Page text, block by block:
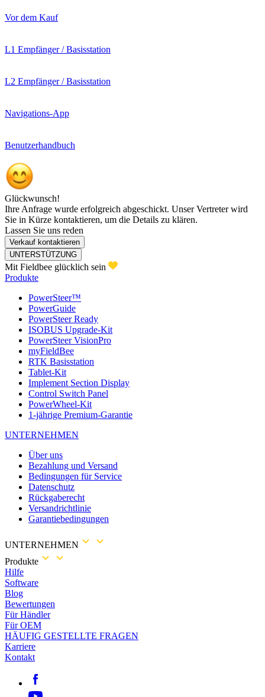
Vor dem Kauf
L1 Empfänger / Basisstation
L2 Empfänger / Basisstation
Navigations-App
Benutzerhandbuch
Glückwunsch!
Ihre Anfrage wurde erfolgreich abgeschickt. Unser Vertreter wird
Sie in Kürze kontaktieren, um die Details zu klären.
Lassen Sie uns reden
Verkauf kontaktieren
UNTERSTÜTZUNG
Mit Fieldbee glücklich sein
Produkte
PowerSteer™
PowerGuide
PowerSteer Ready
ISOBUS Upgrade-Kit
PowerSteer VisionPro
myFieldBee
RTK Basisstation
Tablet-Kit
Implement Section Display
Control Switch Panel
PowerWheel-Kit
1-jährige Premium-Garantie
UNTERNEHMEN
Über uns
Bezahlung und Versand
Bedingungen für Service
Datenschutz
Rückgaberecht
Versandrichtlinie
Garantiebedingungen
UNTERNEHMEN
Produkte
Hilfe
Software
Blog
Bewertungen
Für Händler
Für OEM
HÄUFIG GESTELLTE FRAGEN
Karriere
Kontakt